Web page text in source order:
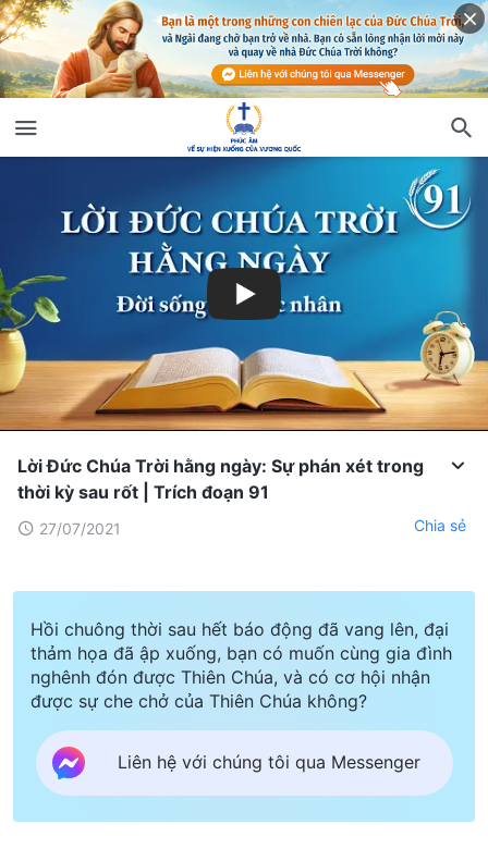
Lời Đức Chúa Trời hằng ngày: Sự phán xét trong
thời kỳ sau rốt | Trích đoạn 91
27/07/2021 Chia sẻ
Hồi chuông thời sau hết báo động đã vang lên, đại
thảm họa đã ập xuống, bạn có muốn cùng gia đình
nghênh đón được Thiên Chúa, và có cơ hội nhận
được sự che chở của Thiên Chúa không?
Liên hệ với chúng tôi qua Messenger